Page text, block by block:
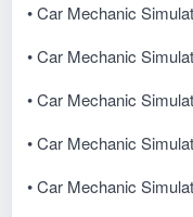
• Car Mechanic
• Car Mechanic
• Car Mechanic
• Car Mechanic
• Car Mechanic